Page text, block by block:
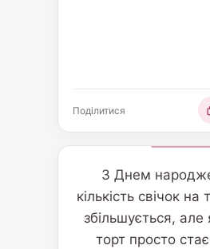
Поділитися
З Днем
кількість свічок
збільшується,
торт просто